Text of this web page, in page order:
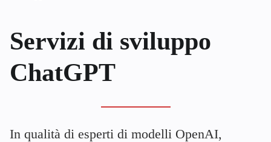
Servizi di sviluppo
ChatGPT
In qualità di esperti di modelli OpenAI,